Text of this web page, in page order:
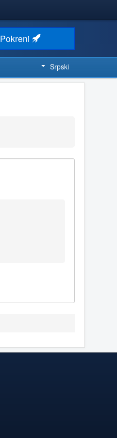
Pokreni
Srpski